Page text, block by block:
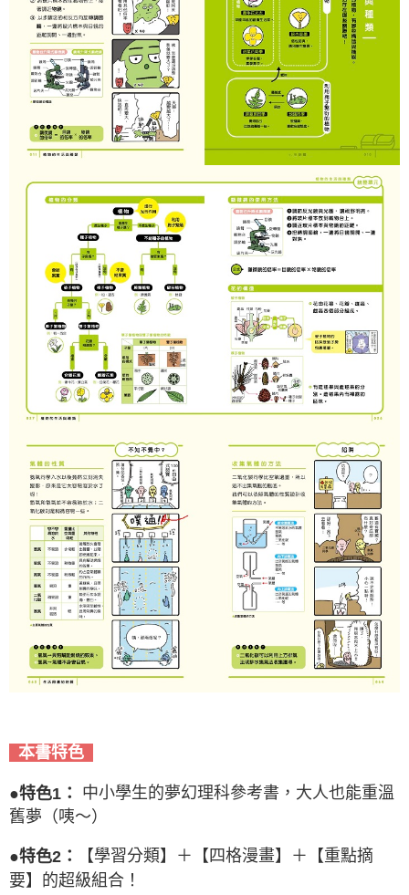
本書特色
●特色1：
中小學生的夢幻理科參考書，大人也能重溫
舊夢（咦～）
●特色2：
【學習分類】＋【四格漫畫】＋【重點摘
要】的超級組合！